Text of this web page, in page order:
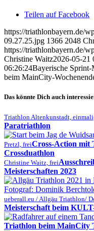
Teilen auf Facebook
https://triathlonbayern.de/
09.27.25.jpg 1366 2048
https://triathlonbayern.de/
Christine Waitz2026-05-21
06:26:24Bayerische Sprint-
beim MainCity-
Das könnte Dich auch
Triathlon Altenkunstadt,
Paratriathlon
Pretzl, freiCross-Action mit
Crossduathlon
Christine Waitz, frei
Meisterschaften 2023
ueberall.eu / Allgäu Triathlon/
Meisterschaft beim
Triathlon beim MainCity